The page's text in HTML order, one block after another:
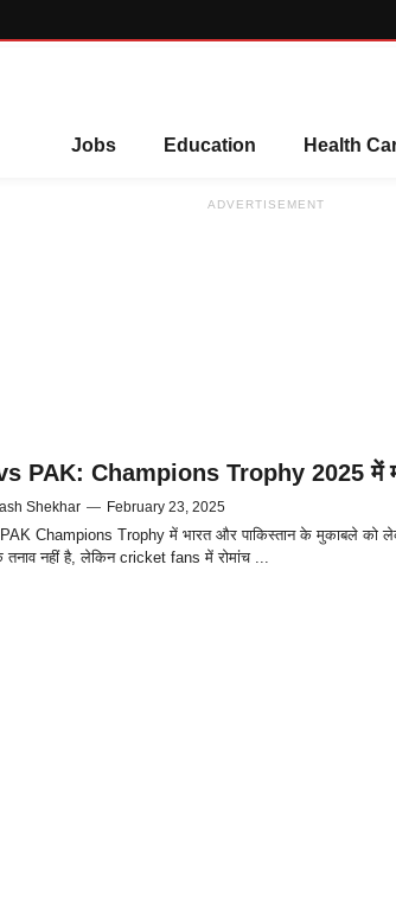
Jobs Education Health
ADVERTISEMENT
PAK: Champions Trophy 2025 में
Shekhar — February 23, 2025
Champions Trophy में भारत और पाकिस्तान के मुकाबले को
तनाव नहीं है, लेकिन cricket fans में रोमांच ...